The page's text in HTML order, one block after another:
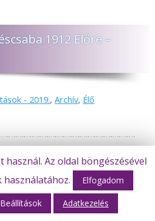
1912 Előre –
- 2019., Archív, Élő
használ. Az oldal böngészésével
Elfogadom
Beállítások Adatkezelés